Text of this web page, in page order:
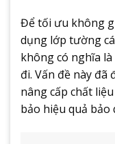
Để tối ưu không
dụng lớp tường
không có nghĩa
đi. Vấn đề này đã
nâng cấp chất
bảo hiệu quả bảo